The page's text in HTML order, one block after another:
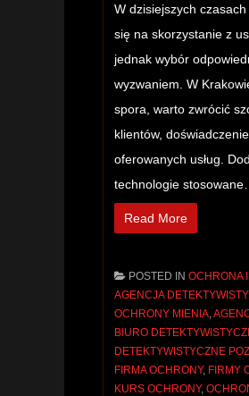
W dzisiejszych
się na skorzystanie z
jednak wybór
wyzwaniem. W
spora, warto zwrócić
klientów,
oferowanych usług.
technologie stosowane…
Read More
POSTED IN OCHRONA
AGENCJA
OCHRONY MIENIA,
BIURO
DETEKTYWISTYCZNE
FIRMA OCHRONY, FIRMY
KURS OCHRONY,